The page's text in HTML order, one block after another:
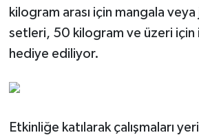
kilogram arası için mangala
setleri, 50 kilogram ve üzeri için
hediye ediliyor.
Etkinliğe katılarak çalışmaları